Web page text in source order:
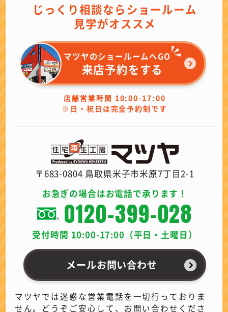
じっくり相談ならショールーム
見学がオススメ
マツヤのショールームへGO
来店予約をする
店舗営業時間 10:00-17:00
※日・祝日は完全予約制です
〒683-0804 鳥取県米子市米原7丁目2-1
お急ぎの場合はお電話で承ります！
0120-399-028
受付時間 10:00-17:00（平日・土曜日）
メールお問い合わせ
マツヤでは迷惑な営業電話を一切行っておりま
せん。どうぞご安心して、お問い合わせくださ